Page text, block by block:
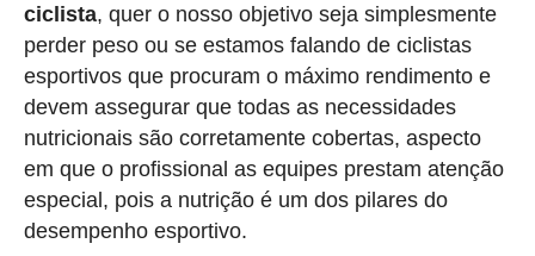
ciclista, quer o nosso objetivo seja simplesmente
perder peso ou se estamos falando de ciclistas
esportivos que procuram o máximo rendimento e
devem assegurar que todas as necessidades
nutricionais são corretamente cobertas, aspecto
em que o profissional as equipes prestam atenção
especial, pois a nutrição é um dos pilares do
desempenho esportivo.